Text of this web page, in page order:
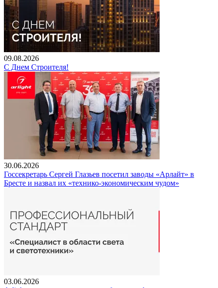
09.08.2026
С Днем Строителя!
30.06.2026
Госсекретарь Сергей Глазьев посетил заводы «Арлайт» в
Бресте и назвал их «технико-экономическим чудом»
03.06.2026